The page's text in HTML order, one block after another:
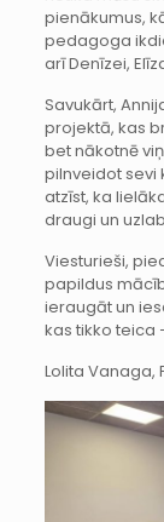
pienākumus,
pedagoga
arī Denīzei,
Savukārt,
projektā, kas
bet nākotnē
pilnveidot sevi
atzīst, ka
draugi un
Viesturieši,
papildus
ieraugāt un
kas tikko teica
Lolita Vanaga,